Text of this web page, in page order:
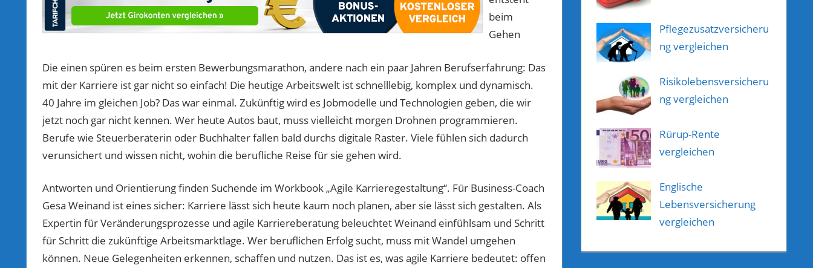
beim
Gehen
Die einen spüren es beim ersten Bewerbungsmarathon, andere nach ein paar Jahren Berufserfahrung: Das
mit der Karriere ist gar nicht so einfach! Die heutige Arbeitswelt ist schnelllebig, komplex und dynamisch.
40 Jahre im gleichen Job? Das war einmal. Zukünftig wird es Jobmodelle und Technologien geben, die wir
jetzt noch gar nicht kennen. Wer heute Autos baut, muss vielleicht morgen Drohnen programmieren.
Berufe wie Steuerberaterin oder Buchhalter fallen bald durchs digitale Raster. Viele fühlen sich dadurch
verunsichert und wissen nicht, wohin die berufliche Reise für sie gehen wird.
Antworten und Orientierung finden Suchende im Workbook „Agile Karrieregestaltung“. Für Business-Coach
Gesa Weinand ist eines sicher: Karriere lässt sich heute kaum noch planen, aber sie lässt sich gestalten. Als
Expertin für Veränderungsprozesse und agile Karriereberatung beleuchtet Weinand einfühlsam und Schritt
für Schritt die zukünftige Arbeitsmarktlage. Wer beruflichen Erfolg sucht, muss mit Wandel umgehen
können. Neue Gelegenheiten erkennen, schaffen und nutzen. Das ist es, was agile Karriere bedeutet: offen
Pflegezusatzversicheru
ng vergleichen
Risikolebensversicheru
ng vergleichen
Rürup-Rente
vergleichen
Englische
Lebensversicherung
vergleichen